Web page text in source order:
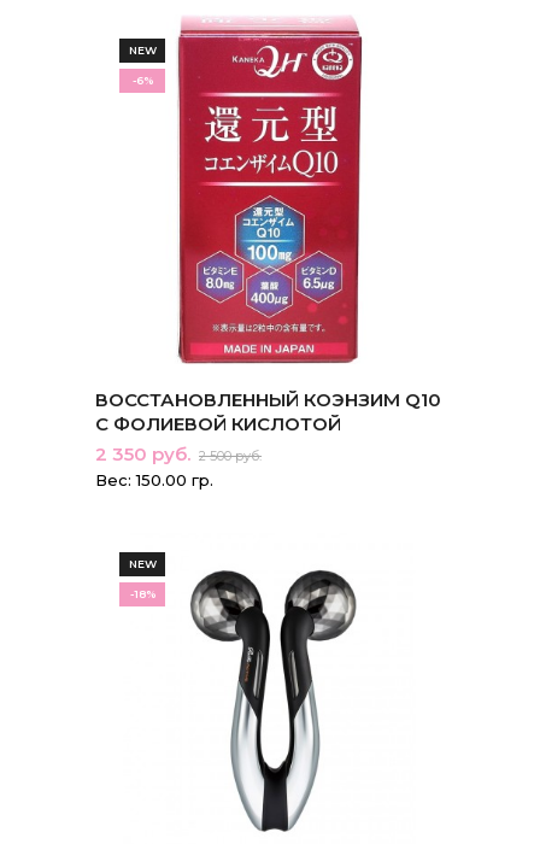
NEW
-6%
ВОССТАНОВЛЕННЫЙ КОЭНЗИМ Q10
С ФОЛИЕВОЙ КИСЛОТОЙ
2 350 руб. 2 500 руб.
Вес: 150.00 гр.
NEW
-18%